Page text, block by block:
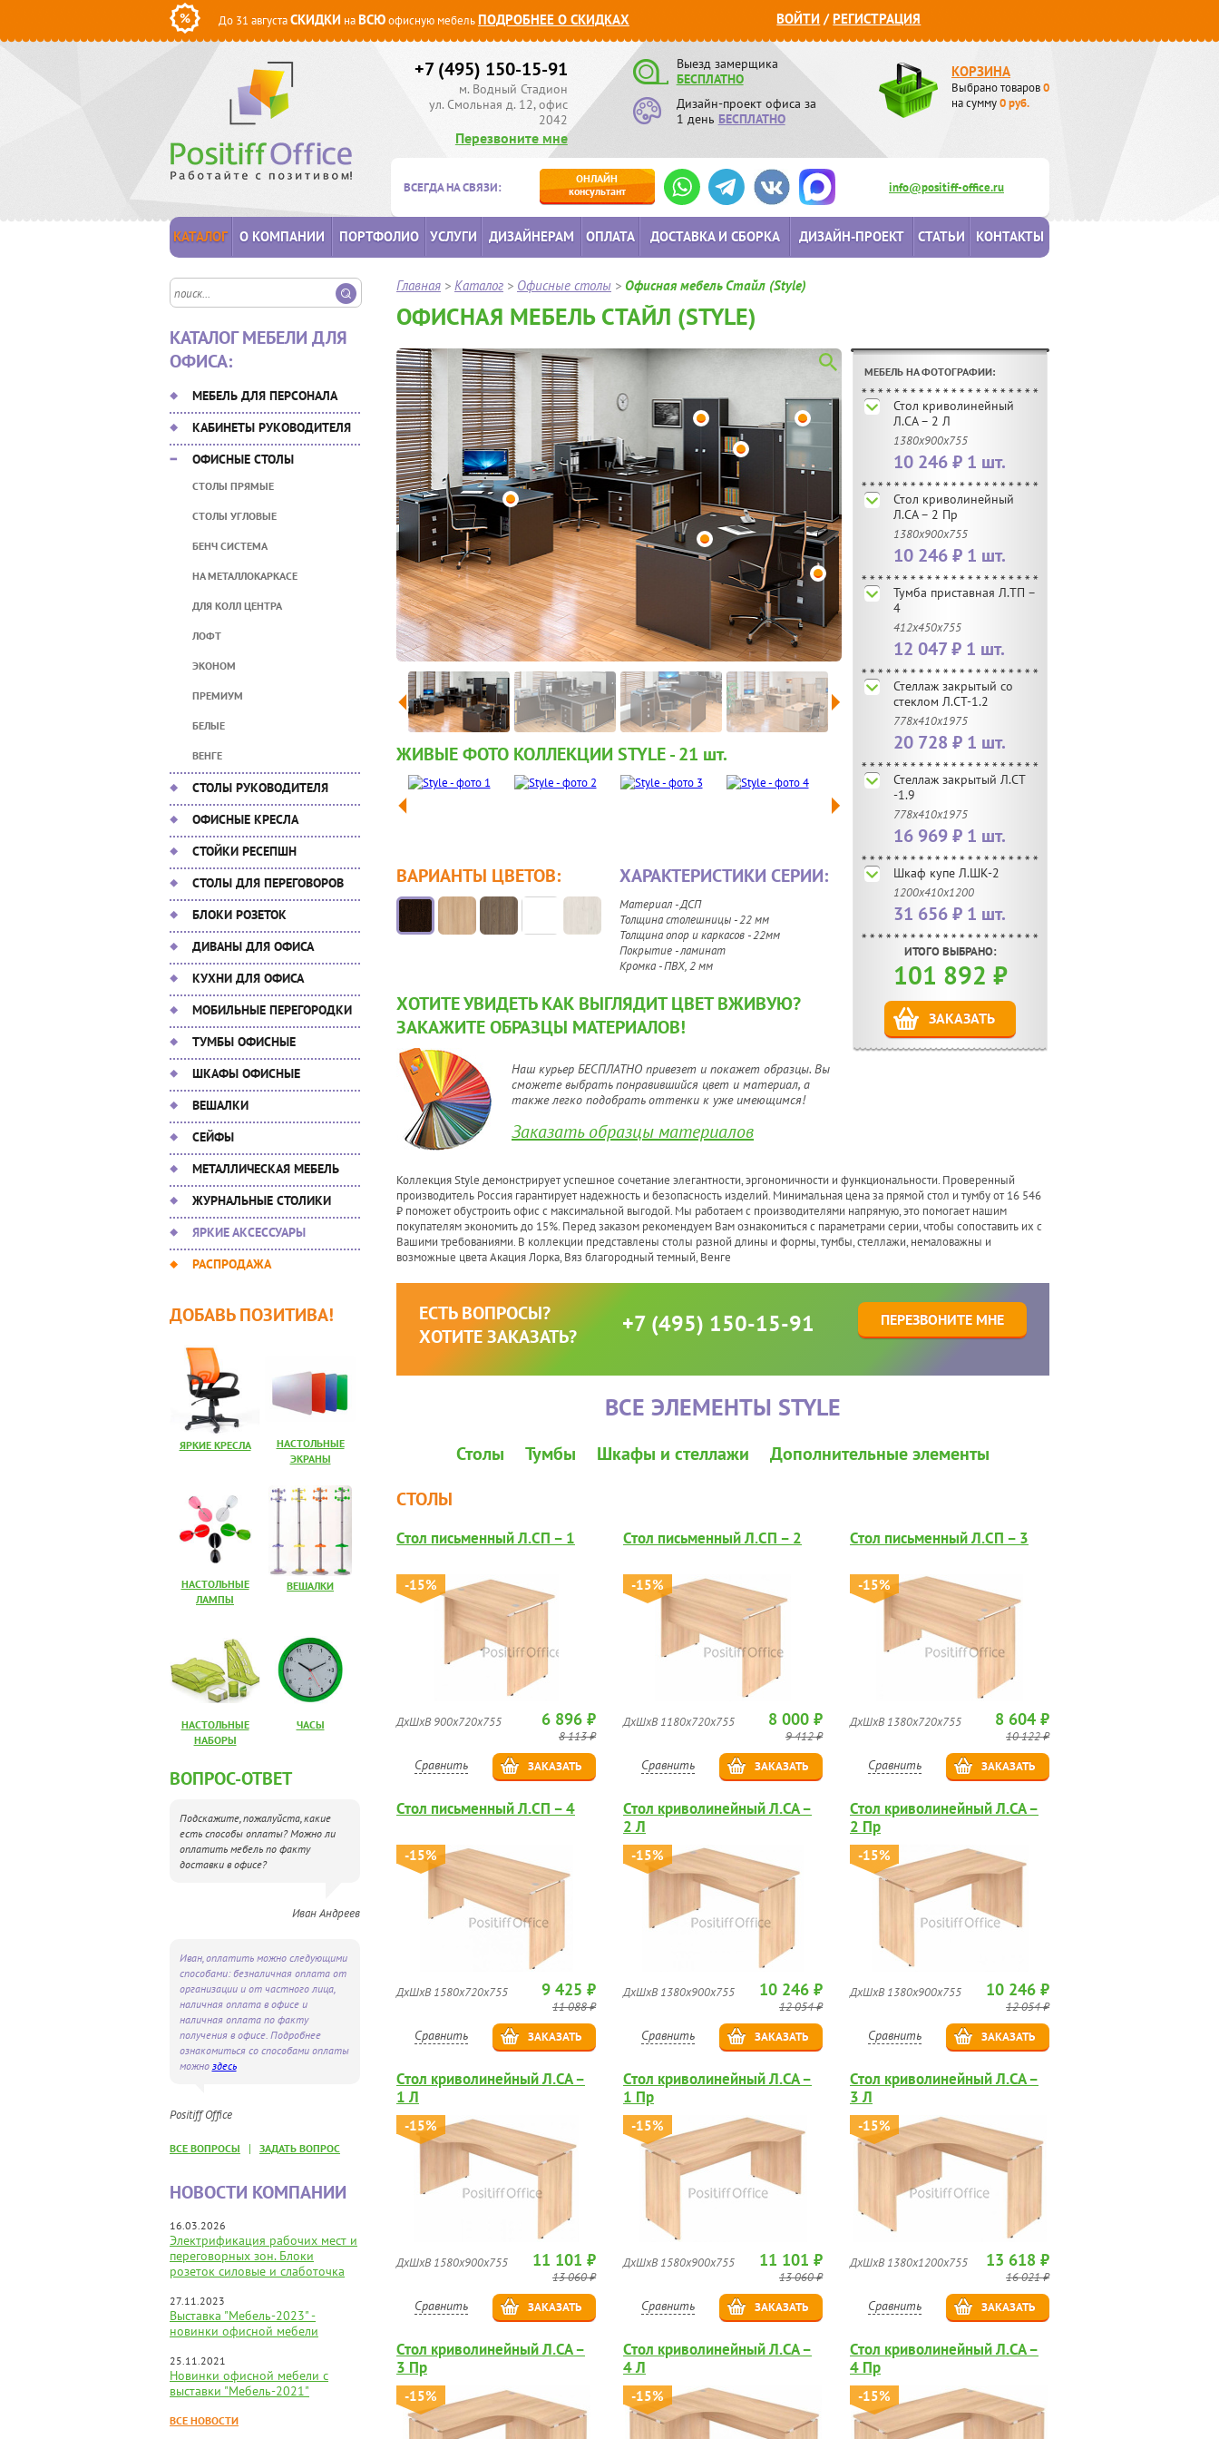
До 31 августаСКИДКИ наВСЮофисную мебельПОДРОБНЕЕ О СКИДКАХ ВОЙТИ /РЕГИСТРАЦИЯ
+7 (495) 150-15-91
м. Водный Стадион
ул. Смольная д. 12, офис
2042
Перезвоните мне
Выезд замерщика
БЕСПЛАТНО
Дизайн-проект офиса за
1 день БЕСПЛАТНО
КОРЗИНА
Выбрано товаров0
на сумму0руб.
ВСЕГДА НА СВЯЗИ:
ОНЛАЙН
консультант
info@positiff-office.ru
КАТАЛОГ О КОМПАНИИ ПОРТФОЛИО УСЛУГИ ДИЗАЙНЕРАМ ОПЛАТА ДОСТАВКА И СБОРКА ДИЗАЙН-ПРОЕКТ СТАТЬИ КОНТАКТЫ
КАТАЛОГ МЕБЕЛИ ДЛЯ
ОФИСА:
МЕБЕЛЬ ДЛЯ ПЕРСОНАЛА
КАБИНЕТЫ РУКОВОДИТЕЛЯ
ОФИСНЫЕ СТОЛЫ
СТОЛЫ ПРЯМЫЕ
СТОЛЫ УГЛОВЫЕ
БЕНЧ СИСТЕМА
НА МЕТАЛЛОКАРКАСЕ
ДЛЯ КОЛЛ ЦЕНТРА
ЛОФТ
ЭКОНОМ
ПРЕМИУМ
БЕЛЫЕ
ВЕНГЕ
СТОЛЫ РУКОВОДИТЕЛЯ
ОФИСНЫЕ КРЕСЛА
СТОЙКИ РЕСЕПШН
СТОЛЫ ДЛЯ ПЕРЕГОВОРОВ
БЛОКИ РОЗЕТОК
ДИВАНЫ ДЛЯ ОФИСА
КУХНИ ДЛЯ ОФИСА
МОБИЛЬНЫЕ ПЕРЕГОРОДКИ
ТУМБЫ ОФИСНЫЕ
ШКАФЫ ОФИСНЫЕ
ВЕШАЛКИ
СЕЙФЫ
МЕТАЛЛИЧЕСКАЯ МЕБЕЛЬ
ЖУРНАЛЬНЫЕ СТОЛИКИ
ЯРКИЕ АКСЕССУАРЫ
РАСПРОДАЖА
ДОБАВЬ ПОЗИТИВА!
ЯРКИЕ КРЕСЛА
НАСТОЛЬНЫЕ
ЭКРАНЫ
НАСТОЛЬНЫЕ
ЛАМПЫ
ВЕШАЛКИ
НАСТОЛЬНЫЕ
НАБОРЫ
ЧАСЫ
ВОПРОС-ОТВЕТ
Подскажите, пожалуйста, какие
есть способы оплаты? Можно ли
оплатить мебель по факту
доставки в офисе?
Иван Андреев
Иван, оплатить можно следующими
способами: безналичная оплата от
организации и от частного лица,
наличная оплата в офисе и
наличная оплата по факту
получения в офисе. Подробнее
ознакомиться со способами оплаты
можно здесь
Positiff Office
ВСЕ ВОПРОСЫ | ЗАДАТЬ ВОПРОС
НОВОСТИ КОМПАНИИ
16.03.2026
Электрификация рабочих мест и
переговорных зон. Блоки
розеток силовые и слаботочка
27.11.2023
Выставка "Мебель-2023" -
новинки офисной мебели
25.11.2021
Новинки офисной мебели с
выставки "Мебель-2021"
ВСЕ НОВОСТИ
Главная > Каталог > Офисные столы > Офисная мебель Стайл (Style)
ОФИСНАЯ МЕБЕЛЬ СТАЙЛ (STYLE)
ЖИВЫЕ ФОТО КОЛЛЕКЦИИ STYLE - 21 шт.
МЕБЕЛЬ НА ФОТОГРАФИИ:
Стол криволинейный
Л.СА – 2 Л
1380х900х755
10 246 ₽ 1 шт.
Стол криволинейный
Л.СА – 2 Пр
1380х900х755
10 246 ₽ 1 шт.
Тумба приставная Л.ТП –
4
412х450х755
12 047 ₽ 1 шт.
Стеллаж закрытый со
стеклом Л.СТ-1.2
778х410х1975
20 728 ₽ 1 шт.
Стеллаж закрытый Л.СТ
-1.9
778х410х1975
16 969 ₽ 1 шт.
Шкаф купе Л.ШК-2
1200х410х1200
31 656 ₽ 1 шт.
ИТОГО ВЫБРАНО:
101 892 ₽
ЗАКАЗАТЬ
ВАРИАНТЫ ЦВЕТОВ: ХАРАКТЕРИСТИКИ СЕРИИ:
Материал - ДСП
Толщина столешницы - 22 мм
Толщина опор и каркасов - 22мм
Покрытие - ламинат
Кромка - ПВХ, 2 мм
ХОТИТЕ УВИДЕТЬ КАК ВЫГЛЯДИТ ЦВЕТ ВЖИВУЮ?
ЗАКАЖИТЕ ОБРАЗЦЫ МАТЕРИАЛОВ!
Наш курьер БЕСПЛАТНО привезет и покажет образцы. Вы
сможете выбрать понравившийся цвет и материал, а
также легко подобрать оттенки к уже имеющимся!
Заказать образцы материалов
Коллекция Style демонстрирует успешное сочетание элегантности, эргономичности и функциональности. Проверенный
производитель Россия гарантирует надежность и безопасность изделий. Минимальная цена за прямой стол и тумбу от 16 546
₽ поможет обустроить офис с максимальной выгодой. Мы работаем с производителями напрямую, это помогает нашим
покупателям экономить до 15%. Перед заказом рекомендуем Вам ознакомиться с параметрами серии, чтобы сопоставить их с
Вашими требованиями. В коллекции представлены столы разной длины и формы, тумбы, стеллажи, немаловажны и
возможные цвета Акация Лорка, Вяз благородный темный, Венге
ЕСТЬ ВОПРОСЫ?
ХОТИТЕ ЗАКАЗАТЬ?
+7 (495) 150-15-91 ПЕРЕЗВОНИТЕ МНЕ
ВСЕ ЭЛЕМЕНТЫ STYLE
Столы Тумбы Шкафы и стеллажи
Дополнительные элементы
СТОЛЫ
Стол письменный Л.СП – 1
-15%
ДхШхВ 900х720х755 6 896 ₽
8 113 ₽
Сравнить ЗАКАЗАТЬ
Стол письменный Л.СП – 2
-15%
ДхШхВ 1180х720х755 8 000 ₽
9 412 ₽
Сравнить ЗАКАЗАТЬ
Стол письменный Л.СП – 3
-15%
ДхШхВ 1380х720х755 8 604 ₽
10 122 ₽
Сравнить ЗАКАЗАТЬ
Стол письменный Л.СП – 4
-15%
ДхШхВ 1580х720х755 9 425 ₽
11 088 ₽
Сравнить ЗАКАЗАТЬ
Стол криволинейный Л.СА –
2 Л
-15%
ДхШхВ 1380х900х755 10 246 ₽
12 054 ₽
Сравнить ЗАКАЗАТЬ
Стол криволинейный Л.СА –
2 Пр
-15%
ДхШхВ 1380х900х755 10 246 ₽
12 054 ₽
Сравнить ЗАКАЗАТЬ
Стол криволинейный Л.СА –
1 Л
-15%
ДхШхВ 1580х900х755 11 101 ₽
13 060 ₽
Сравнить ЗАКАЗАТЬ
Стол криволинейный Л.СА –
1 Пр
-15%
ДхШхВ 1580х900х755 11 101 ₽
13 060 ₽
Сравнить ЗАКАЗАТЬ
Стол криволинейный Л.СА –
3 Л
-15%
ДхШхВ 1380х1200х755 13 618 ₽
16 021 ₽
Сравнить ЗАКАЗАТЬ
Стол криволинейный Л.СА –
3 Пр
-15%
Стол криволинейный Л.СА –
4 Л
-15%
Стол криволинейный Л.СА –
4 Пр
-15%